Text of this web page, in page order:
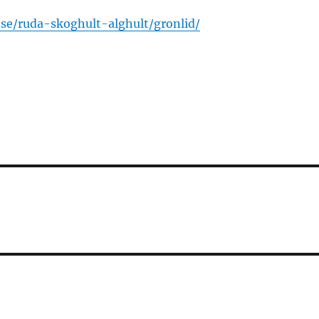
ruda-skoghult-alghult/gronlid/